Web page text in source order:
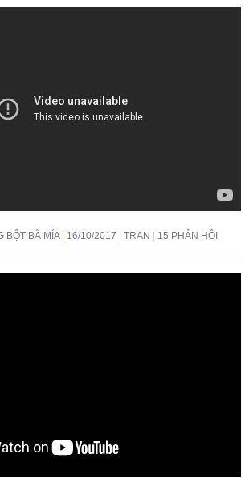
BỘT BÃ MÍA 16/10/2017 TRAN 15 PHẢN HỒI